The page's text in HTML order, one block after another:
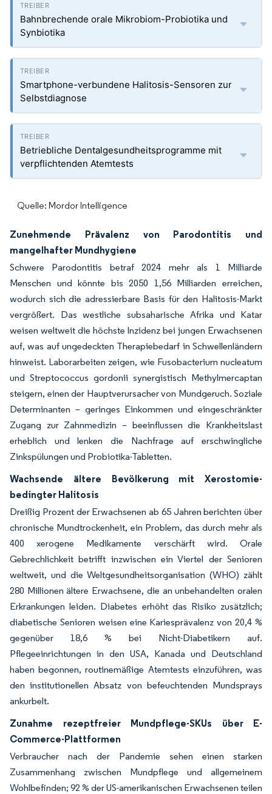
Bahnbrechende orale Mikrobiom-Probiotika und
Synbiotika
Smartphone-verbundene Halitosis-Sensoren zur
Selbstdiagnose
Betriebliche Dentalgesundheitsprogramme mit
verpflichtenden Atemtests
Quelle: Mordor Intelligence
Zunehmende Prävalenz von Parodontitis und
mangelhafter Mundhygiene
Schwere Parodontitis betraf 2024 mehr als 1 Milliarde
Menschen und könnte bis 2050 1,56 Milliarden erreichen,
wodurch sich die adressierbare Basis für den Halitosis-Markt
vergrößert. Das westliche subsaharische Afrika und Katar
weisen weltweit die höchste Inzidenz bei jungen Erwachsenen
auf, was auf ungedeckten Therapiebedarf in Schwellenländern
hinweist. Laborarbeiten zeigen, wie Fusobacterium nucleatum
und Streptococcus gordonii synergistisch Methylmercaptan
steigern, einen der Hauptverursacher von Mundgeruch. Soziale
Determinanten – geringes Einkommen und eingeschränkter
Zugang zur Zahnmedizin – beeinflussen die Krankheitslast
erheblich und lenken die Nachfrage auf erschwingliche
Zinkspülungen und Probiotika-Tabletten.
Wachsende ältere Bevölkerung mit Xerostomie-
bedingter Halitosis
Dreißig Prozent der Erwachsenen ab 65 Jahren berichten über
chronische Mundtrockenheit, ein Problem, das durch mehr als
400 xerogene Medikamente verschärft wird. Orale
Gebrechlichkeit betrifft inzwischen ein Viertel der Senioren
weltweit, und die Weltgesundheitsorganisation (WHO) zählt
280 Millionen ältere Erwachsene, die an unbehandelten oralen
Erkrankungen leiden. Diabetes erhöht das Risiko zusätzlich;
diabetische Senioren weisen eine Kariesprävalenz von 20,4 %
gegenüber 18,6 % bei Nicht-Diabetikern auf.
Pflegeeinrichtungen in den USA, Kanada und Deutschland
haben begonnen, routinemäßige Atemtests einzuführen, was
den institutionellen Absatz von befeuchtenden Mundsprays
ankurbelt.
Zunahme rezeptfreier Mundpflege-SKUs über E-
Commerce-Plattformen
Verbraucher nach der Pandemie sehen einen starken
Zusammenhang zwischen Mundpflege und allgemeinem
Wohlbefinden; 92 % der US-amerikanischen Erwachsenen teilen